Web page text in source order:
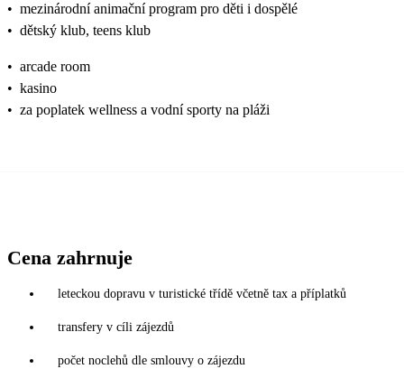
• mezinárodní animační program pro děti i dospělé
• dětský klub, teens klub
• arcade room
• kasino
• za poplatek wellness a vodní sporty na pláži
Cena zahrnuje
leteckou dopravu v turistické třídě včetně tax a příplatků
transfery v cíli zájezdů
počet noclehů dle smlouvy o zájezdu